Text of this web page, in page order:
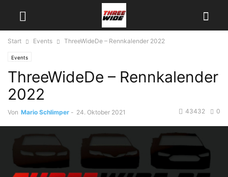
Start Events ThreeWideDe – Rennkalender 2022
Events
ThreeWideDe – Rennkalender
2022
Von Mario Schlimper - 24. Oktober 2021 0
43432